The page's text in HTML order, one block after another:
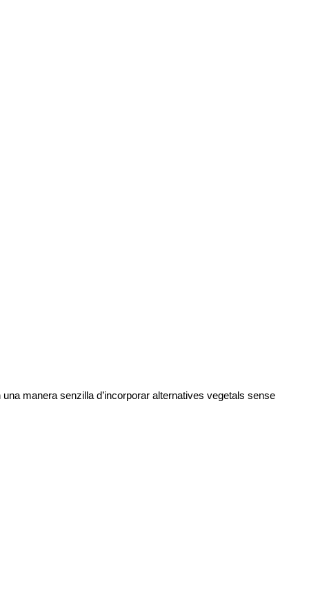
manera senzilla d’incorporar alternatives vegetals sense